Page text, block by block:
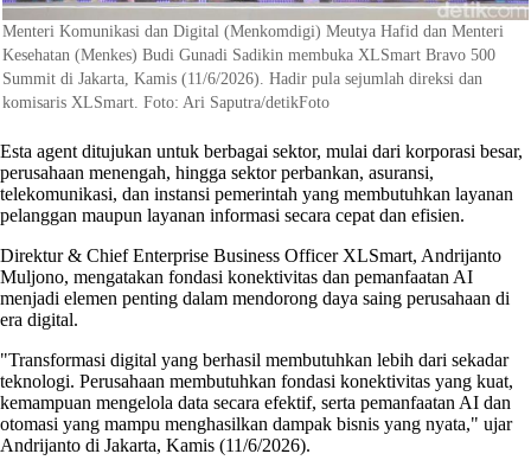
Menteri Komunikasi dan Digital (Menkomdigi) Meutya Hafid dan Menteri
Kesehatan (Menkes) Budi Gunadi Sadikin membuka XLSmart Bravo 500
Summit di Jakarta, Kamis (11/6/2026). Hadir pula sejumlah direksi dan
komisaris XLSmart. Foto: Ari Saputra/detikFoto
Esta agent ditujukan untuk berbagai sektor, mulai dari korporasi besar,
perusahaan menengah, hingga sektor perbankan, asuransi,
telekomunikasi, dan instansi pemerintah yang membutuhkan layanan
pelanggan maupun layanan informasi secara cepat dan efisien.
Direktur & Chief Enterprise Business Officer XLSmart, Andrijanto
Muljono, mengatakan fondasi konektivitas dan pemanfaatan AI
menjadi elemen penting dalam mendorong daya saing perusahaan di
era digital.
"Transformasi digital yang berhasil membutuhkan lebih dari sekadar
teknologi. Perusahaan membutuhkan fondasi konektivitas yang kuat,
kemampuan mengelola data secara efektif, serta pemanfaatan AI dan
otomasi yang mampu menghasilkan dampak bisnis yang nyata," ujar
Andrijanto di Jakarta, Kamis (11/6/2026).